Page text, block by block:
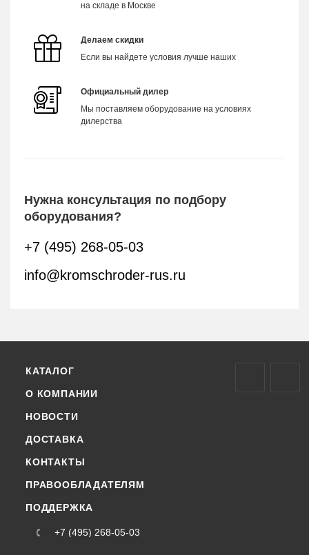
на складе в Москве
Делаем скидки
Если вы найдете условия лучше наших
Официальный дилер
Мы поставляем оборудование на условиях
дилерства
Нужна консультация по подбору
оборудования?
+7 (495) 268-05-03
info@kromschroder-rus.ru
КАТАЛОГ
О КОМПАНИИ
НОВОСТИ
ДОСТАВКА
КОНТАКТЫ
ПРАВООБЛАДАТЕЛЯМ
ПОДДЕРЖКА
+7 (495) 268-05-03